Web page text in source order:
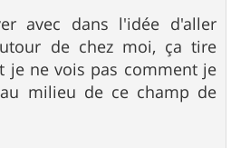
avec dans l'idée d'aller
de chez moi, ça tire
je ne vois pas comment je
milieu de ce champ de